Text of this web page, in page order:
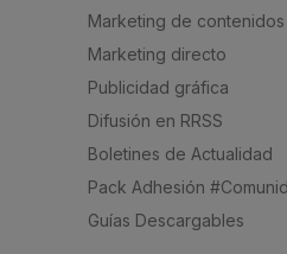
Marketing de contenidos
Marketing directo
Publicidad gráfica
Difusión en RRSS
Boletines de Actualidad
Pack Adhesión
Guías Descargables